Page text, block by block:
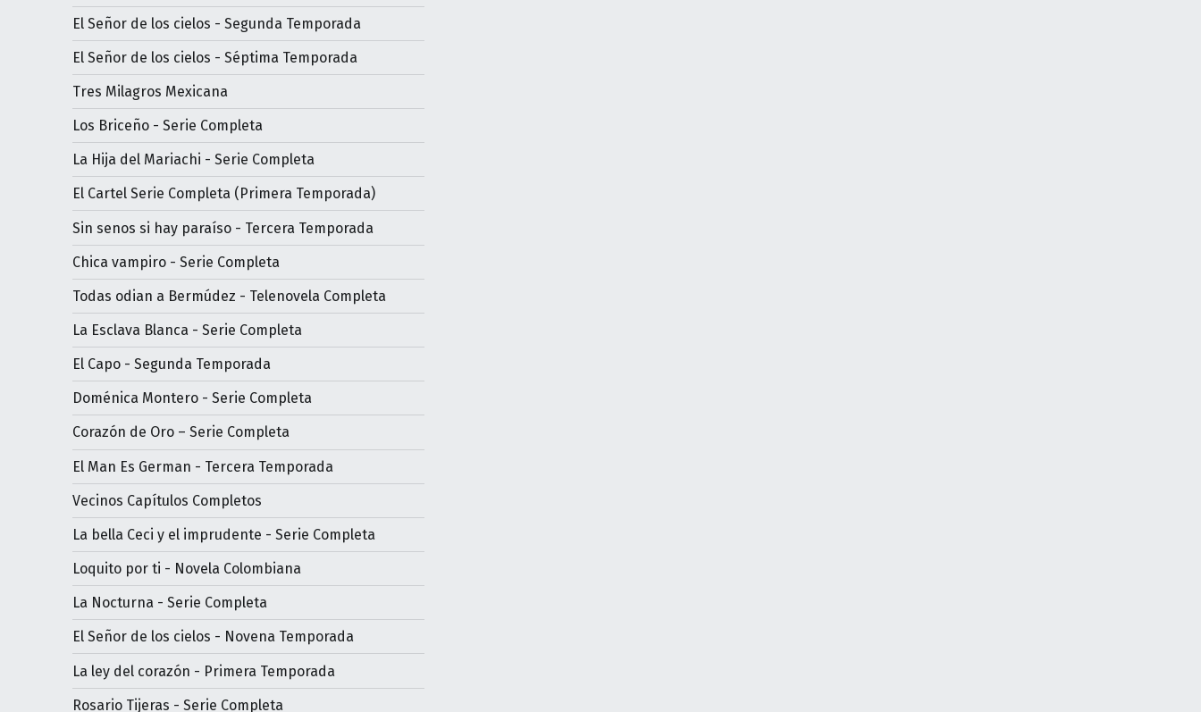
El Señor de los cielos - Segunda Temporada
El Señor de los cielos - Séptima Temporada
Tres Milagros Mexicana
Los Briceño - Serie Completa
La Hija del Mariachi - Serie Completa
El Cartel Serie Completa (Primera Temporada)
Sin senos si hay paraíso - Tercera Temporada
Chica vampiro - Serie Completa
Todas odian a Bermúdez - Telenovela Completa
La Esclava Blanca - Serie Completa
El Capo - Segunda Temporada
Doménica Montero - Serie Completa
Corazón de Oro – Serie Completa
El Man Es German - Tercera Temporada
Vecinos Capítulos Completos
La bella Ceci y el imprudente - Serie Completa
Loquito por ti - Novela Colombiana
La Nocturna - Serie Completa
El Señor de los cielos - Novena Temporada
La ley del corazón - Primera Temporada
Rosario Tijeras - Serie Completa